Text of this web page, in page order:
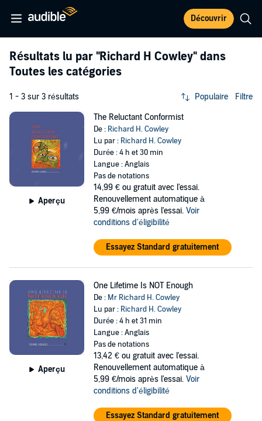
Découvrir
Résultats lu par "Richard H Cowley" dans
Toutes les catégories
1 - 3 sur 3 résultats Populaire Filtre
Aperçu
The Reluctant Conformist
De : Richard H. Cowley
Lu par : Richard H. Cowley
Durée : 4 h et 30 min
Langue : Anglais
Pas de notations
14,99 € ou gratuit avec l'essai.
Renouvellement automatique à
5,99 €/mois après l'essai. Voir
conditions d'éligibilité
Essayez Standard gratuitement
Aperçu
One Lifetime Is NOT Enough
De : Mr Richard H. Cowley
Lu par : Richard H. Cowley
Durée : 4 h et 31 min
Langue : Anglais
Pas de notations
13,42 € ou gratuit avec l'essai.
Renouvellement automatique à
5,99 €/mois après l'essai. Voir
conditions d'éligibilité
Essayez Standard gratuitement